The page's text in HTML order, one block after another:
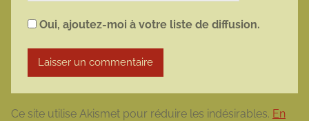
Oui, ajoutez-moi à votre liste de diffusion.
Ce site utilise Akismet pour réduire les indésirables. En